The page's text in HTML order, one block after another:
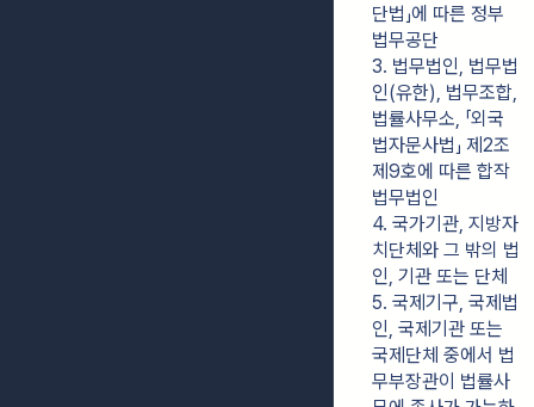
단법」에 따른 정부
법무공단
3. 법무법인, 법무법
인(유한), 법무조합,
법률사무소, 「외국
법자문사법」 제2조
제9호에 따른 합작
법무법인
4. 국가기관, 지방자
치단체와 그 밖의 법
인, 기관 또는 단체
5. 국제기구, 국제법
인, 국제기관 또는
국제단체 중에서 법
무부장관이 법률사